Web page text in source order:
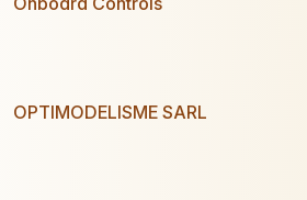
OPTIMODELISME SARL